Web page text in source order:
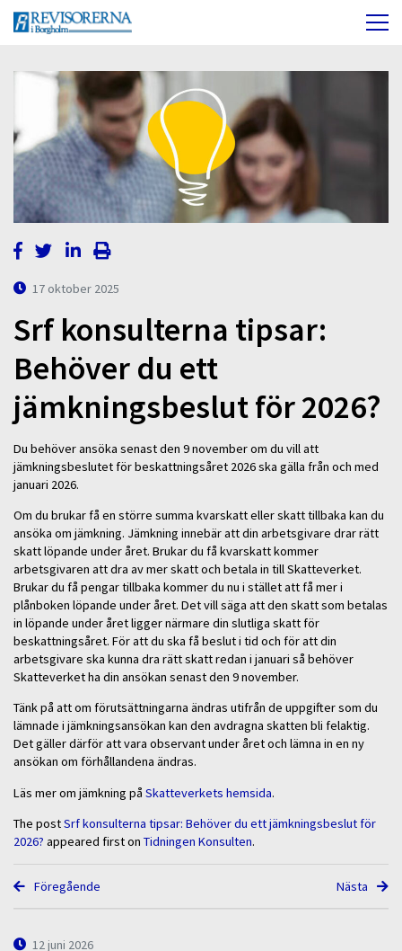
17 oktober 2025
Srf konsulterna tipsar:
Behöver du ett
jämkningsbeslut för 2026?
Du behöver ansöka senast den 9 november om du vill att
jämkningsbeslutet för beskattningsåret 2026 ska gälla från och med
januari 2026.
Om du brukar få en större summa kvarskatt eller skatt tillbaka kan du
ansöka om jämkning. Jämkning innebär att din arbetsgivare drar rätt
skatt löpande under året. Brukar du få kvarskatt kommer
arbetsgivaren att dra av mer skatt och betala in till Skatteverket.
Brukar du få pengar tillbaka kommer du nu i stället att få mer i
plånboken löpande under året. Det vill säga att den skatt som betalas
in löpande under året ligger närmare din slutliga skatt för
beskattningsåret. För att du ska få beslut i tid och för att din
arbetsgivare ska kunna dra rätt skatt redan i januari så behöver
Skatteverket ha din ansökan senast den 9 november.
Tänk på att om förutsättningarna ändras utifrån de uppgifter som du
lämnade i jämkningsansökan kan den avdragna skatten bli felaktig.
Det gäller därför att vara observant under året och lämna in en ny
ansökan om förhållandena ändras.
Läs mer om jämkning på Skatteverkets hemsida.
The postSrf konsulterna tipsar: Behöver du ett jämkningsbeslut för
2026? appeared first on Tidningen Konsulten.
Föregående Nästa
12 juni 2026